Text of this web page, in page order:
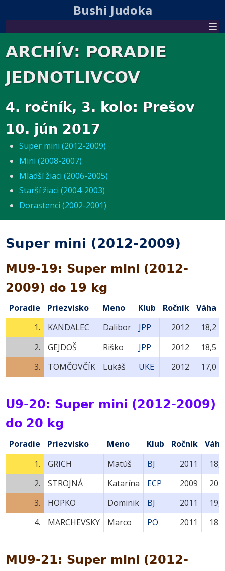
Bushi Judoka
ARCHÍV: PORADIE
JEDNOTLIVCOV
4. ročník, 3. kolo: Prešov
10. jún 2017
Super mini (2012-2009)
Mini (2008-2007)
Mladší žiaci (2006-2005)
Starší žiaci (2004-2003)
Dorastenci (2002-2001)
Super mini (2012-2009)
MU9-19: Super mini (2012-
2009) do 19 kg
Poradie Priezvisko Meno Klub Ročník Váha
1.
KANDALEC Dalibor JPP 2012
18,2
2.
GEJDOŠ Riško JPP 2012
18,5
3.
TOMČOVČÍK Lukáš UKE 2012 17,0
U9-20: Super mini (2012-2009)
do 20 kg
Poradie Priezvisko Meno Klub Ročník
Váha
1.
GRICH Matúš BJ 2011
18,0
2.
STROJNÁ Katarína ECP 2009
20,0
3.
HOPKO Dominik BJ 2011
19,5
4.
MARCHEVSKY Marco PO 2011 18,8
MU9-21: Super mini (2012-